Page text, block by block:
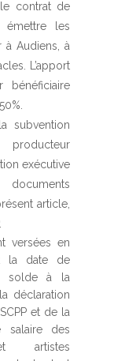
contrat de
émettre les
à Audiens, à
L’apport
bénéficiaire
subvention
exécutive
documents
article,
versées en
la date de
solde à la
déclaration
et de la
salaire des
artistes